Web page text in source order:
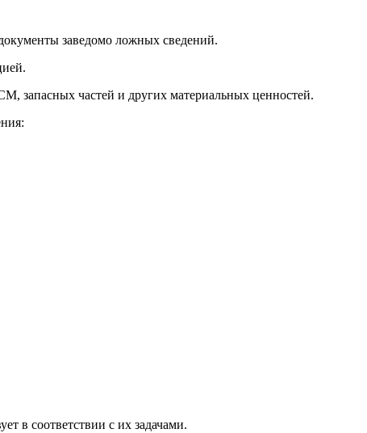
заведомо ложных сведений.
запасных частей и других материальных ценностей.
в соответствии с их задачами.